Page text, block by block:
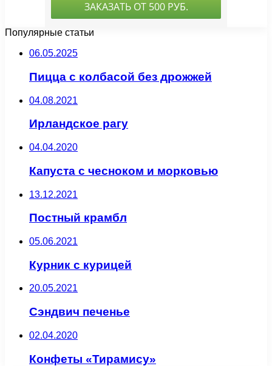
Популярные статьи
06.05.2025
Пицца с колбасой без дрожжей
04.08.2021
Ирландское рагу
04.04.2020
Капуста с чесноком и морковью
13.12.2021
Постный крамбл
05.06.2021
Курник с курицей
20.05.2021
Сэндвич печенье
02.04.2020
Конфеты «Тирамису»